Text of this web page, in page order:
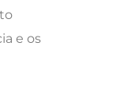
e os